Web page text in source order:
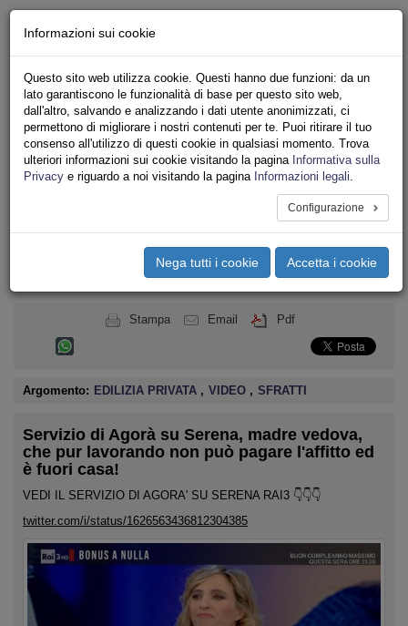
Iscriviti
Ricerca
Area Stampa
Privacy
ASSOCIAZIONI INQUILINI E ABITANTI
navigation
Toggle
Stampa Email Pdf
Argomento: EDILIZIA PRIVATA , VIDEO , SFRATTI
Servizio di Agorà su Serena, madre vedova,
che pur lavorando non può pagare l'affitto ed
è fuori casa!
VEDI IL SERVIZIO DI AGORA' SU SERENA RAI3 👇👇👇
twitter.com/i/status/1626563436812304385
Informazioni sui cookie
Questo sito web utilizza cookie. Questi hanno due funzioni: da un
lato garantiscono le funzionalità di base per questo sito web,
dall'altro, salvando e analizzando i dati utente anonimizzati, ci
permettono di migliorare i nostri contenuti per te. Puoi ritirare il tuo
consenso all'utilizzo di questi cookie in qualsiasi momento. Trova
ulteriori informazioni sui cookie visitando la pagina Informativa sulla
Privacy e riguardo a noi visitando la pagina Informazioni legali.
Configurazione
Nega tutti i cookie Accetta i cookie